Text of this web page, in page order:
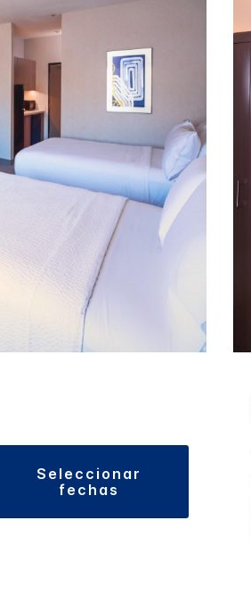
seleccionar
fechas